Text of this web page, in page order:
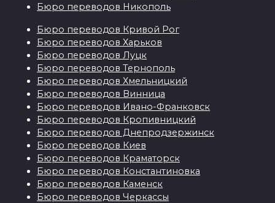
Бюро переводов Никополь
Бюро переводов Кривой Рог
Бюро переводов Харьков
Бюро переводов Луцк
Бюро переводов Тернополь
Бюро переводов Хмельницкий
Бюро переводов Винница
Бюро переводов Ивано-Франковск
Бюро переводов Кропивницкий
Бюро переводов Днепродзержинск
Бюро переводов Киев
Бюро переводов Краматорск
Бюро переводов Константиновка
Бюро переводов Каменск
Бюро переводов Черкассы